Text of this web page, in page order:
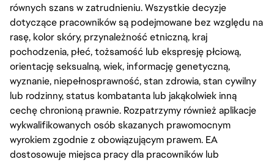
równych szans w zatrudnieniu. Wszystkie decyzje
dotyczące pracowników są podejmowane bez względu na
rasę, kolor skóry, przynależność etniczną, kraj
pochodzenia, płeć, tożsamość lub ekspresję płciową,
orientację seksualną, wiek, informację genetyczną,
wyznanie, niepełnosprawność, stan zdrowia, stan cywilny
lub rodzinny, status kombatanta lub jakąkolwiek inną
cechę chronioną prawnie. Rozpatrzymy również aplikacje
wykwalifikowanych osób skazanych prawomocnym
wyrokiem zgodnie z obowiązującym prawem. EA
dostosowuje miejsca pracy dla pracowników lub